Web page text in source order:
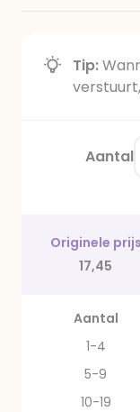
Tip:
Aantal
Originele prijs
17,45
Aantal
1-4
5-9
10-19